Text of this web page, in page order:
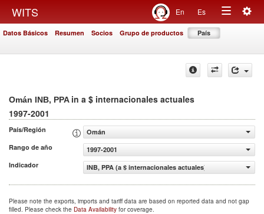
WITS En Es
Toggle
Datos Básicos Resumen Socios Grupo de productos País
Omán INB, PPA in a $ internacionales actuales
1997-2001
País/Región
Omán
Rango de año
1997-2001
Indicador
INB, PPA (a $ internacionales actuales)
Please note the exports, imports and tariff data are based on reported data and not gap
filled. Please check the Data Availability for coverage.